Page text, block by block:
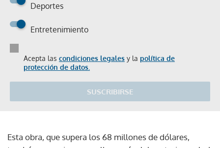
Deportes
Entretenimiento
Acepta las condiciones legales y la política de
protección de datos.
SUSCRIBIRSE
Esta obra, que supera los 68 millones de dólares,